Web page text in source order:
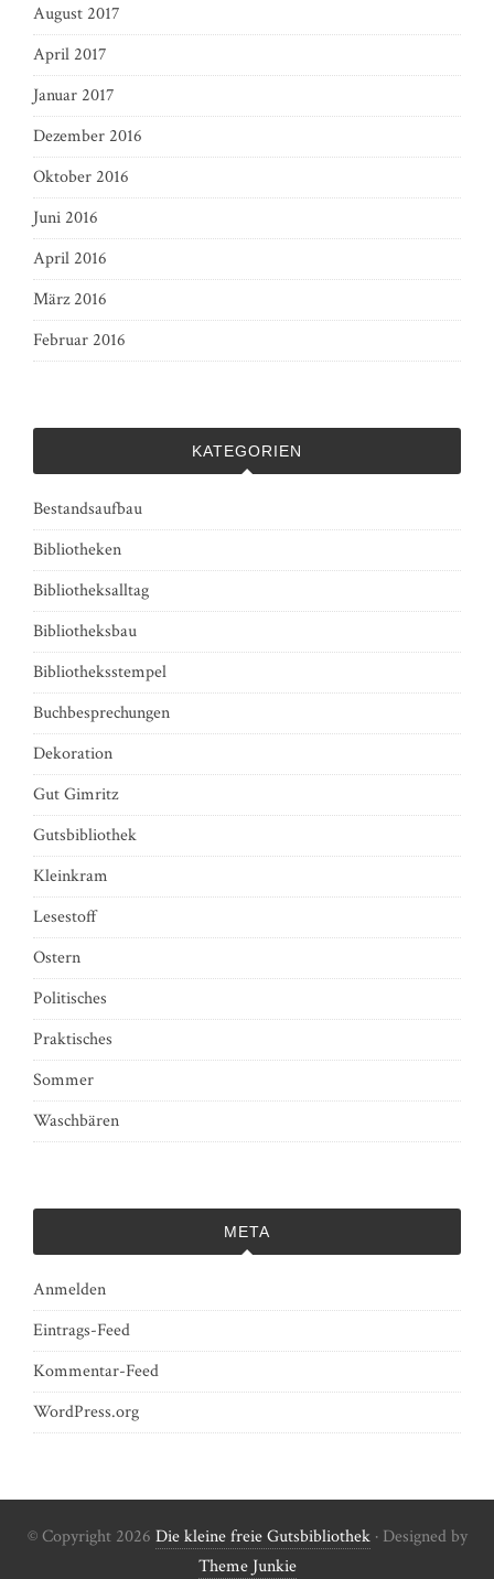
August 2017
April 2017
Januar 2017
Dezember 2016
Oktober 2016
Juni 2016
April 2016
März 2016
Februar 2016
KATEGORIEN
Bestandsaufbau
Bibliotheken
Bibliotheksalltag
Bibliotheksbau
Bibliotheksstempel
Buchbesprechungen
Dekoration
Gut Gimritz
Gutsbibliothek
Kleinkram
Lesestoff
Ostern
Politisches
Praktisches
Sommer
Waschbären
META
Anmelden
Eintrags-Feed
Kommentar-Feed
WordPress.org
© Copyright 2026 Die kleine freie Gutsbibliothek· Designed by
Theme Junkie